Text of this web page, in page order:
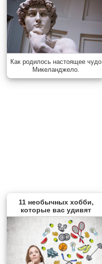
Как родилось настоящее чудо
Микеланджело.
11 необычных хобби,
которые вас удивят